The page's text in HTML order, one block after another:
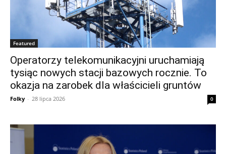
Featured
Operatorzy telekomunikacyjni uruchamiają
tysiąc nowych stacji bazowych rocznie. To
okazja na zarobek dla właścicieli gruntów
Folky - 28 lipca 2026 0